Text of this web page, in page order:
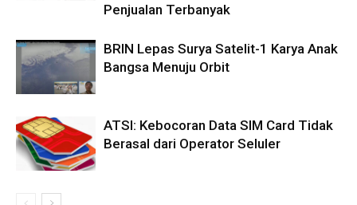
Penjualan Terbanyak
BRIN Lepas Surya Satelit-1 Karya Anak
Bangsa Menuju Orbit
ATSI: Kebocoran Data SIM Card Tidak
Berasal dari Operator Seluler